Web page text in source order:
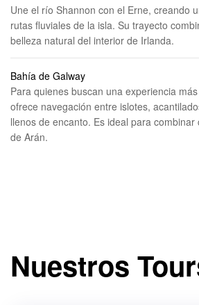
Une el río Shannon con el Erne, creando
rutas fluviales de la isla. Su trayecto
belleza natural del interior de Irlanda.
Bahía de Galway
Para quienes buscan una experiencia
ofrece navegación entre islotes,
llenos de encanto. Es ideal para combinar
de Arán.
Nuestros